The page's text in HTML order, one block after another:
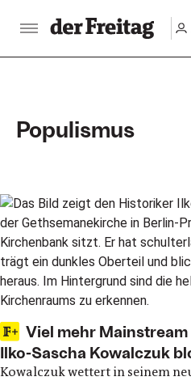
Populismus
Main articles
Viel mehr
Ilko-Sascha Kowalczuk
Kowalczuk wettert in seinem